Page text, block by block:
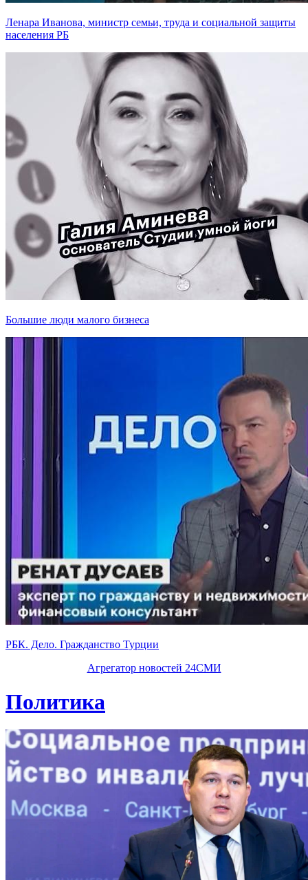
Ленара Иванова, министр семьи, труда и социальной защиты
населения РБ
Большие люди малого бизнеса
РБК. Дело. Гражданство Турции
Агрегатор новостей 24СМИ
Политика